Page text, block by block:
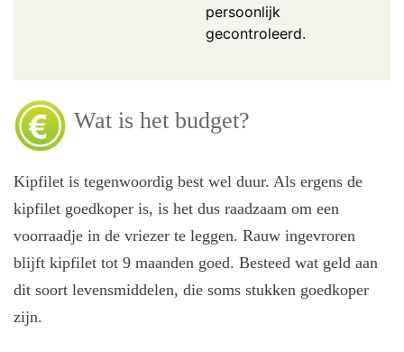
persoonlijk
gecontroleerd.
Wat is het budget?
Kipfilet is tegenwoordig best wel duur. Als ergens de
kipfilet goedkoper is, is het dus raadzaam om een
voorraadje in de vriezer te leggen. Rauw ingevroren
blijft kipfilet tot 9 maanden goed. Besteed wat geld aan
dit soort levensmiddelen, die soms stukken goedkoper
zijn.